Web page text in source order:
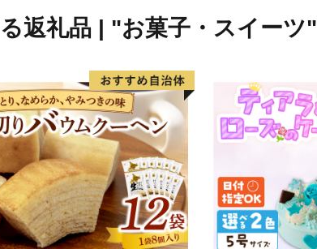
返礼品 | "お菓子・スイーツ"